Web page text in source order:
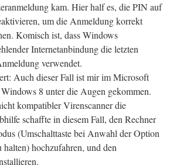
kam. Hier half es, die PIN auf
um die Anmeldung korrekt
Komisch ist, dass Windows
Internetanbindung die letzten
verwendet.
Auch dieser Fall ist mir im Microsoft
8 unter die Augen gekommen.
kompatibler Virenscanner die
schaffte in diesem Fall, den Rechner
(Umschalttaste bei Anwahl der Option
halten) hochzufahren, und den